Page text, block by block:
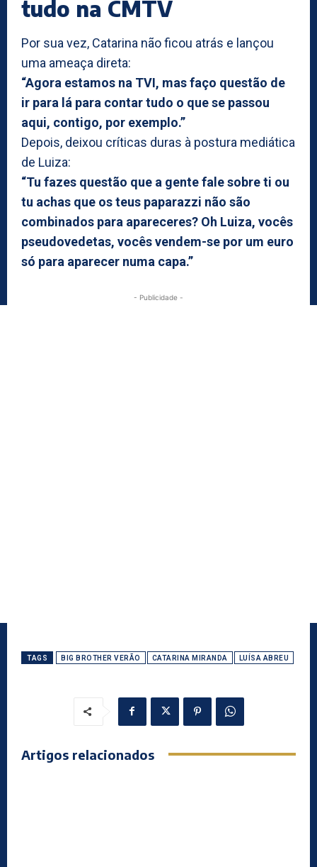
tudo na CMTV
Por sua vez, Catarina não ficou atrás e lançou
uma ameaça direta:
“Agora estamos na TVI, mas faço questão de
ir para lá para contar tudo o que se passou
aqui, contigo, por exemplo.”
Depois, deixou críticas duras à postura mediática
de Luiza:
“Tu fazes questão que a gente fale sobre ti ou
tu achas que os teus paparazzi não são
combinados para apareceres? Oh Luiza, vocês
pseudovedetas, vocês vendem-se por um euro
só para aparecer numa capa.”
- Publicidade -
TAGS BIG BROTHER VERÃO CATARINA MIRANDA LUÍSA ABREU
Artigos relacionados